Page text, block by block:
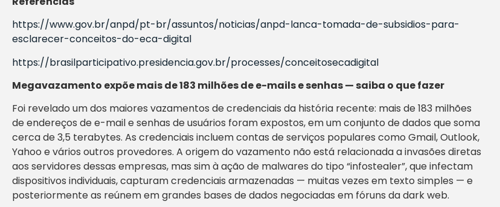
https://www.gov.br/anpd/pt-br/assuntos/noticias/anpd-lanca-tomada-de-subsidios-para-
esclarecer-conceitos-do-eca-digital
https://brasilparticipativo.presidencia.gov.br/processes/conceitosecadigital
Megavazamento expõe mais de 183 milhões de e-mails e senhas — saiba o que fazer
Foi revelado um dos maiores vazamentos de credenciais da história recente: mais de 183 milhões
de endereços de e-mail e senhas de usuários foram expostos, em um conjunto de dados que soma
cerca de 3,5 terabytes. As credenciais incluem contas de serviços populares como Gmail, Outlook,
Yahoo e vários outros provedores. A origem do vazamento não está relacionada a invasões diretas
aos servidores dessas empresas, mas sim à ação de malwares do tipo “infostealer”, que infectam
dispositivos individuais, capturam credenciais armazenadas — muitas vezes em texto simples — e
posteriormente as reúnem em grandes bases de dados negociadas em fóruns da dark web.